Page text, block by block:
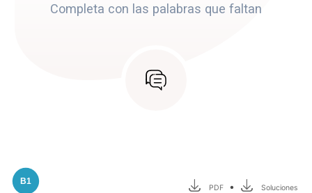
Completa con las palabras que faltan
B1
PDF • Soluciones